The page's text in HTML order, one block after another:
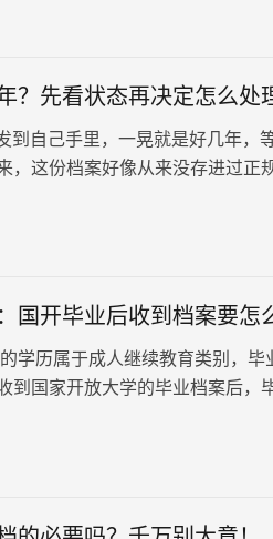
？先看状态再决定怎么处
自己手里，一晃就是好几年，
，这份档案好像从来没存进过正
国开毕业后收到档案要怎
学历属于成人继续教育类别，毕
到国家开放大学的毕业档案后，